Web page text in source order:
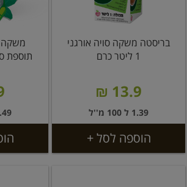
בריסטה משקה סויה אורגני
1 ליטר כרם
13.9 ₪
1.39 ל 100 מ''ל
הוספה לסל +
משקה
1.49 ל